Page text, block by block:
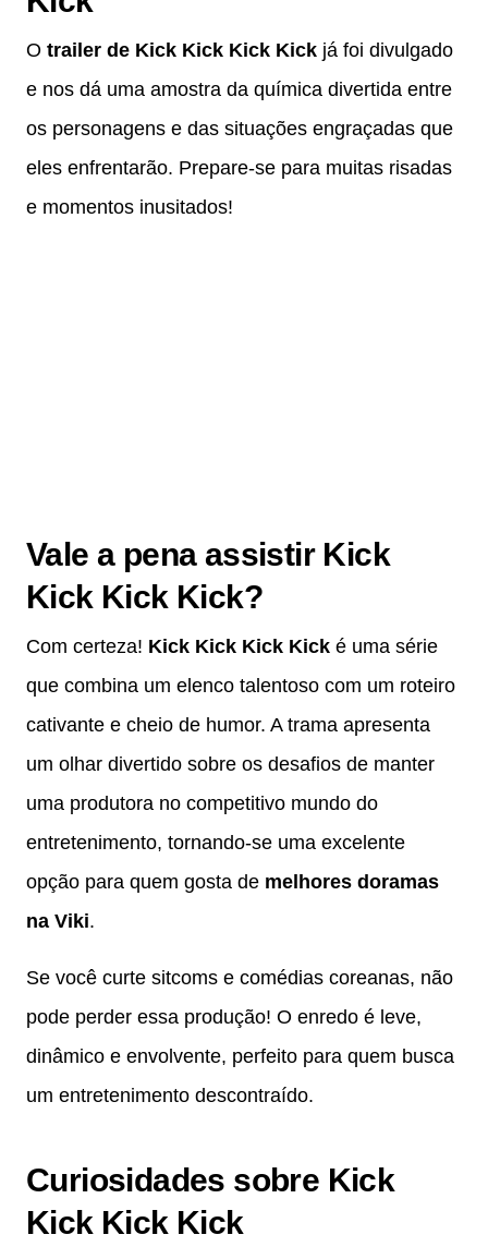
O trailer de Kick Kick Kick Kick já foi divulgado
e nos dá uma amostra da química divertida entre
os personagens e das situações engraçadas que
eles enfrentarão. Prepare-se para muitas risadas
e momentos inusitados!
Vale a pena assistir Kick
Kick Kick Kick?
Com certeza! Kick Kick Kick Kick é uma série
que combina um elenco talentoso com um roteiro
cativante e cheio de humor. A trama apresenta
um olhar divertido sobre os desafios de manter
uma produtora no competitivo mundo do
entretenimento, tornando-se uma excelente
opção para quem gosta de melhores doramas
na Viki.
Se você curte sitcoms e comédias coreanas, não
pode perder essa produção! O enredo é leve,
dinâmico e envolvente, perfeito para quem busca
um entretenimento descontraído.
Curiosidades sobre Kick
Kick Kick Kick